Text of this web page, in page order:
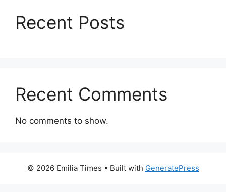
Recent Posts
Recent Comments
No comments to show.
© 2026 Emilia Times • Built with GeneratePress